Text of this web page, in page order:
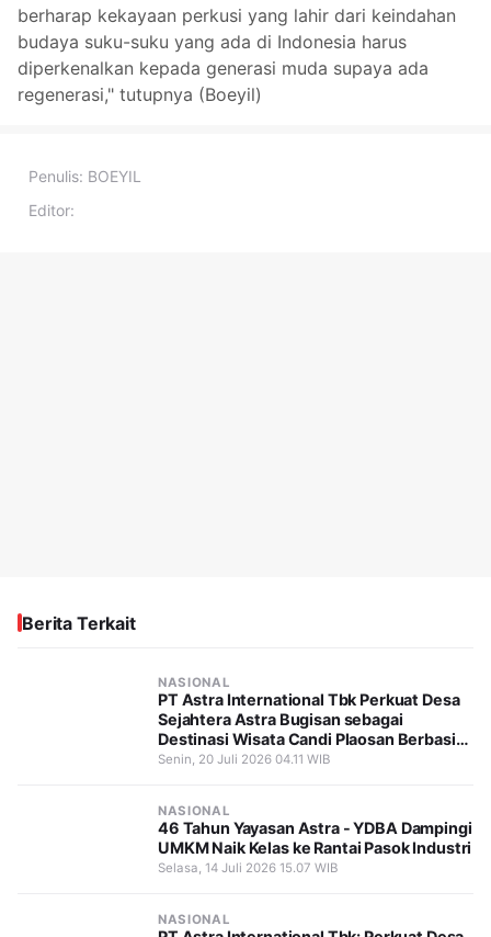
berharap kekayaan perkusi yang lahir dari keindahan
budaya suku-suku yang ada di Indonesia harus
diperkenalkan kepada generasi muda supaya ada
regenerasi," tutupnya (Boeyil)
Penulis: BOEYIL
Editor:
Berita Terkait
NASIONAL
PT Astra International Tbk Perkuat Desa
Sejahtera Astra Bugisan sebagai
Destinasi Wisata Candi Plaosan Berbasis
Budaya
Senin, 20 Juli 2026 04.11 WIB
NASIONAL
46 Tahun Yayasan Astra - YDBA Dampingi
UMKM Naik Kelas ke Rantai Pasok Industri
Selasa, 14 Juli 2026 15.07 WIB
NASIONAL